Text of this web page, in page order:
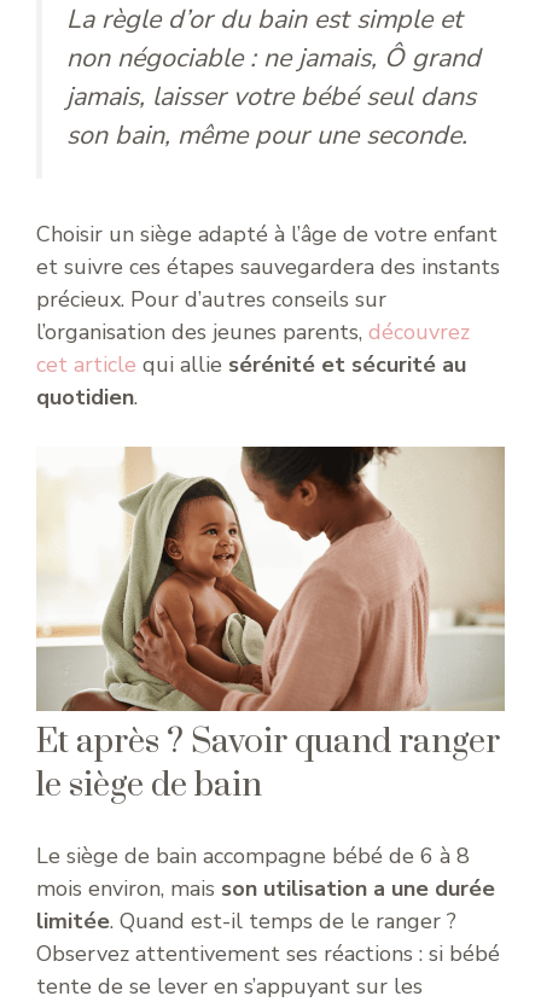
La règle d’or du bain est simple et
non négociable : ne jamais, Ô grand
jamais, laisser votre bébé seul dans
son bain, même pour une seconde.
Choisir un siège adapté à l’âge de votre enfant
et suivre ces étapes sauvegardera des instants
précieux. Pour d’autres conseils sur
l’organisation des jeunes parents, découvrez
cet article qui allie sérénité et sécurité au
quotidien.
Et après ? Savoir quand ranger
le siège de bain
Le siège de bain accompagne bébé de 6 à 8
mois environ, mais son utilisation a une durée
limitée. Quand est-il temps de le ranger ?
Observez attentivement ses réactions : si bébé
tente de se lever en s’appuyant sur les